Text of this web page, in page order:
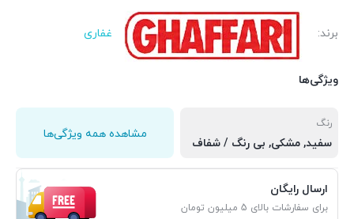
برند: غفاری
ویژگی‌ها
رنگ
سفید, مشکی, بی رنگ / شفاف
مشاهده همه ویژگی‌ها
ارسال رایگان
برای سفارشات بالای 5 میلیون تومان